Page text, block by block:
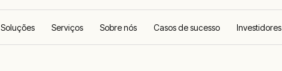
Soluções Serviços Sobre nós Casos de sucesso Investidores